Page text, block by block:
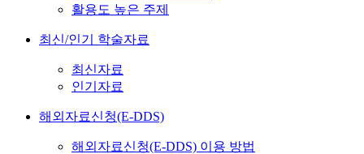
활용도 높은 주제
최신/인기 학술자료
최신자료
인기자료
해외자료신청(E-DDS)
해외자료신청(E-DDS) 이용 방법